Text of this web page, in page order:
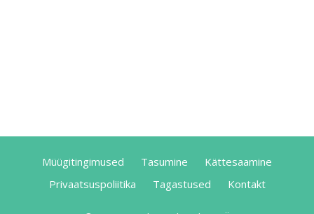
Müügitingimused Tasumine
Kättesaamine
Privaatsuspoliitika
Tagastused Kontakt